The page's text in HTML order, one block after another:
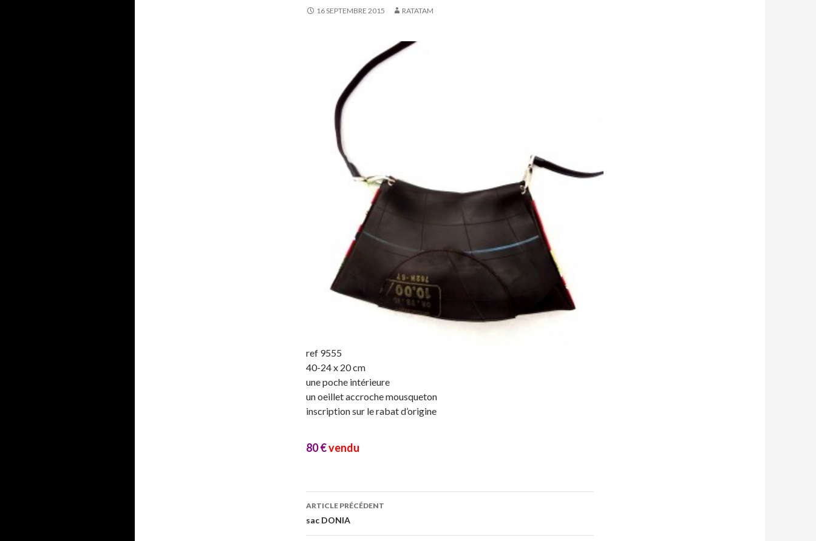
16 SEPTEMBRE 2015 RATATAM
ref 9555
40-24 x 20 cm
une poche intérieure
un oeillet accroche mousqueton
inscription sur le rabat d’origine
80 €vendu
Navigation
des
ARTICLE PRÉCÉDENT
sac DONIA